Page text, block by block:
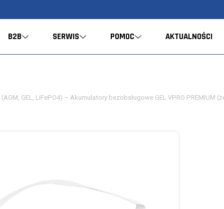
B2B SERWIS POMOC AKTUALNOŚCI
GEL, LiFePO4) – Akumulatory bezobsługowe GEL VPRO PREMIUM